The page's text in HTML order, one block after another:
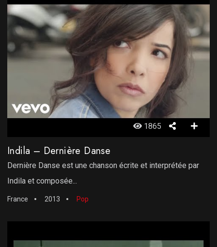
1865
Indila – Dernière Danse
Dernière Danse est une chanson écrite et interprétée par
Indila et composée...
France 2013 Pop